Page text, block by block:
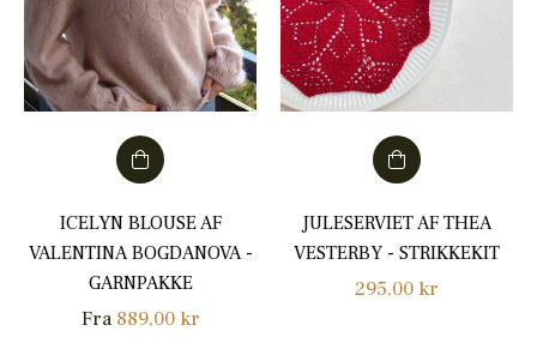
ICELYN BLOUSE AF
VALENTINA BOGDANOVA -
GARNPAKKE
Fra 889,00 kr
JULESERVIET AF THEA
VESTERBY - STRIKKEKIT
Normalpris
295,00 kr